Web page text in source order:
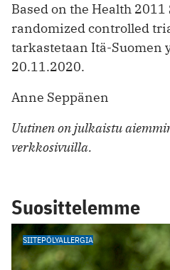
Based on the Health
randomized controlled
tarkastetaan Itä-Suomen
20.11.2020.
Anne Seppänen
Uutinen on julkaistu
verkkosivuilla.
Suosittelemme
SIITEPÖLYALLERGIA